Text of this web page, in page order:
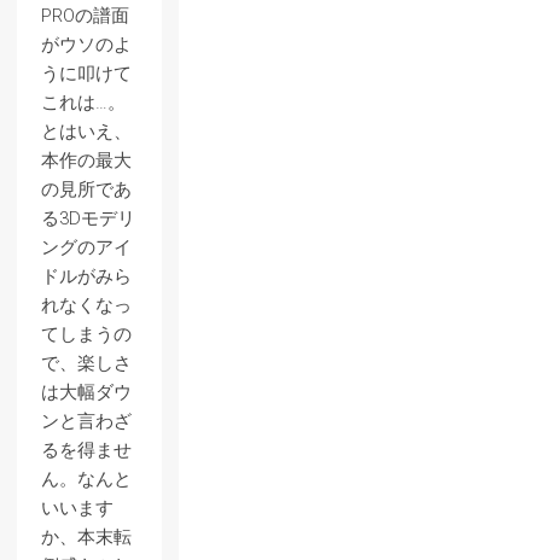
PROの譜面
がウソのよ
うに叩けて
これは…。
とはいえ、
本作の最大
の見所であ
る3Dモデリ
ングのアイ
ドルがみら
れなくなっ
てしまうの
で、楽しさ
は大幅ダウ
ンと言わざ
るを得ませ
ん。なんと
いいます
か、本末転